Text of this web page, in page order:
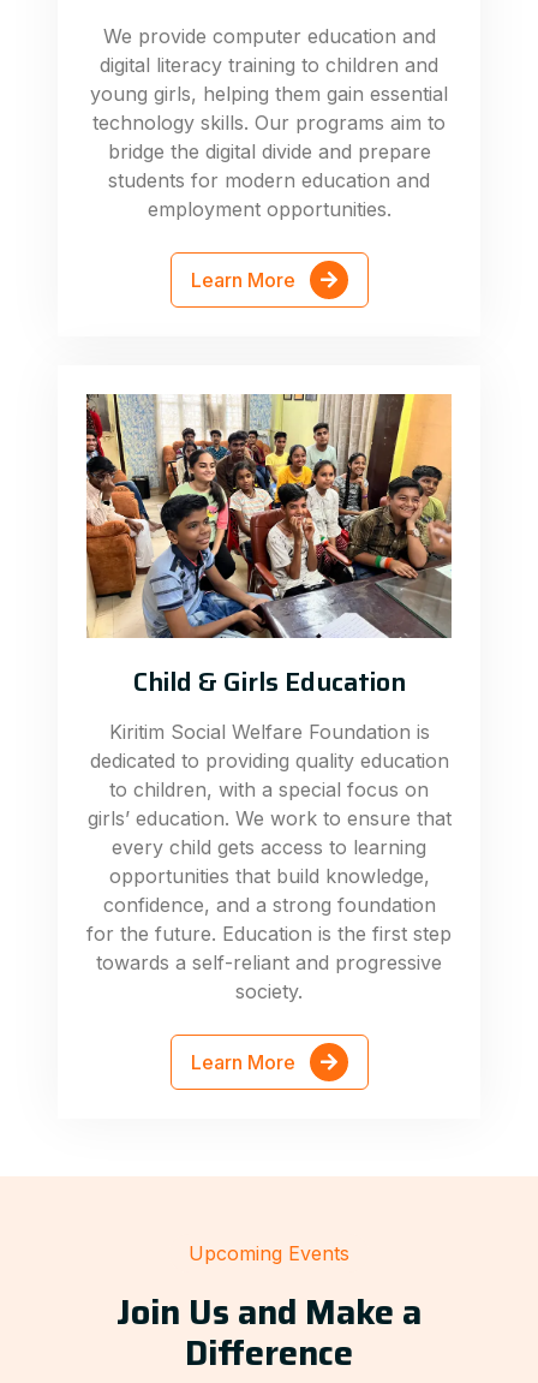
We provide computer education and
digital literacy training to children and
young girls, helping them gain essential
technology skills. Our programs aim to
bridge the digital divide and prepare
students for modern education and
employment opportunities.
Learn More
Child & Girls Education
Kiritim Social Welfare Foundation is
dedicated to providing quality education
to children, with a special focus on
girls’ education. We work to ensure that
every child gets access to learning
opportunities that build knowledge,
confidence, and a strong foundation
for the future. Education is the first step
towards a self-reliant and progressive
society.
Learn More
Upcoming Events
Join Us and Make a
Difference